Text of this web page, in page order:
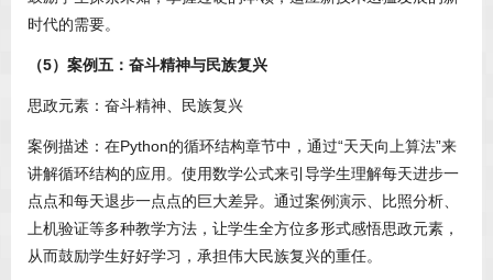
时代的需要。
（5）案例五：奋斗精神与民族复兴
思政元素：奋斗精神、民族复兴
案例描述：在Python的循环结构章节中，通过“天天向上算法”来
讲解循环结构的应用。使用数学公式来引导学生理解每天进步一
点点和每天退步一点点的巨大差异。通过案例演示、比照分析、
上机验证等多种教学方法，让学生全方位多形式感悟思政元素，
从而鼓励学生好好学习，承担伟大民族复兴的重任。